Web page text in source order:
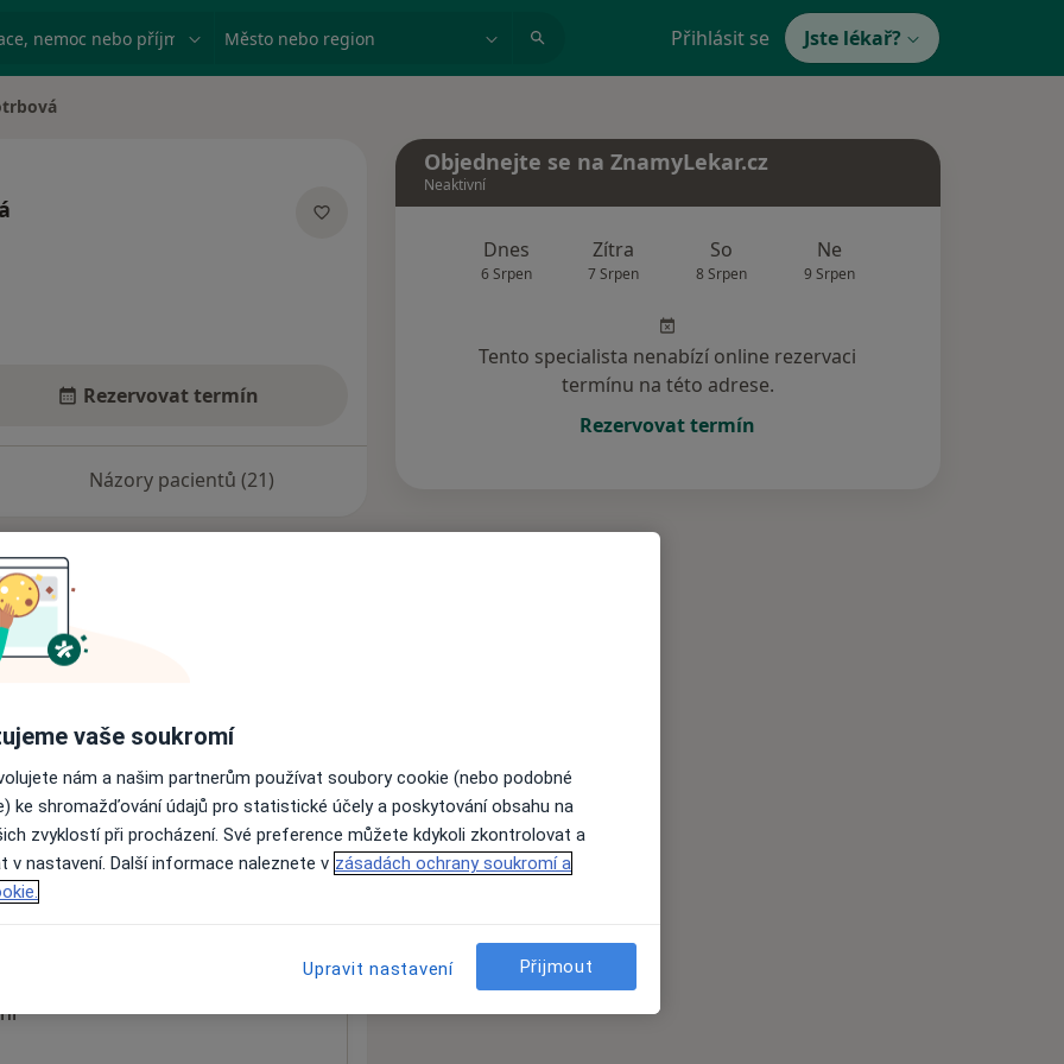
nemoc nebo příjmení Město nebo region Přihlásit se Jste lékař?
Rezervovat termín
Názory pacientů (21)
nejsou k dispozici
informace o svých službách.
Objednejte se na ZnamyLekar.cz
Neaktivní
Dnes
6 Srpen
Zítra
7 Srpen
So
8 Srpen
Ne
9 Srpen
Tento specialista nenabízí online rezervaci
termínu na této adrese.
Rezervovat termín
vaše soukromí
nám a našim partnerům používat soubory cookie (nebo podobné
ke shromažďování údajů pro statistické účely a poskytování obsahu na
zvyklostí při procházení. Své preference můžete kdykoli zkontrolovat a
v nastavení. Další informace naleznete v zásadách ochrany soukromí a
Upravit nastavení Přijmout